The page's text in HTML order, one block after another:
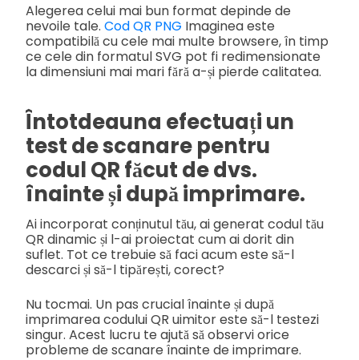
Alegerea celui mai bun format depinde de
nevoile tale. Cod QR PNG Imaginea este
compatibilă cu cele mai multe browsere, în timp
ce cele din formatul SVG pot fi redimensionate
la dimensiuni mai mari fără a-și pierde calitatea.
Întotdeauna efectuați un
test de scanare pentru
codul QR făcut de dvs.
înainte și după imprimare.
Ai incorporat conținutul tău, ai generat codul tău
QR dinamic și l-ai proiectat cum ai dorit din
suflet. Tot ce trebuie să faci acum este să-l
descarci și să-l tipărești, corect?
Nu tocmai. Un pas crucial înainte și după
imprimarea codului QR uimitor este să-l testezi
singur. Acest lucru te ajută să observi orice
probleme de scanare înainte de imprimare.